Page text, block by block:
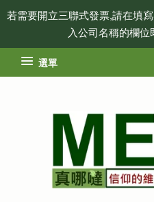
若需要開立三聯式發票,請在填
入公司名稱的欄位
選單